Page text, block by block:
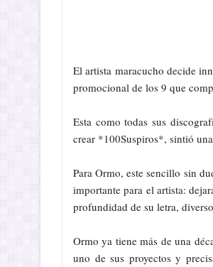
El artista maracucho decide
promocional de los 9 que
Esta como todas sus
crear *100Suspiros*, sintió
Para Ormo, este sencillo sin
importante para el artista:
profundidad de su letra,
Ormo ya tiene más de una
uno de sus proyectos y